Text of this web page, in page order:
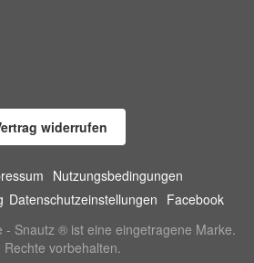
widerrufen
Nutzungsbedingungen
Datenschutzeinstellungen Facebook
Snautz ® ist eine eingetragene Marke.
Rechte vorbehalten.